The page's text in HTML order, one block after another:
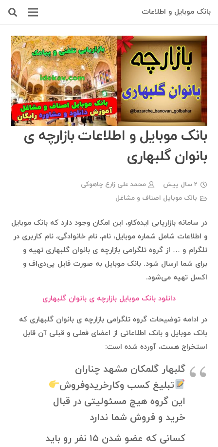
بانک موبایل و اطلاعات
بانک موبایل و اطلاعات بازارچه ی
بانوان گلبهاری
2 سال پیش
محمد علی زارع چاهوکی
بانک موبایل اصناف و مشاغل
در سامانه بازاریابی ایده‌کاو، این امکان وجود دارد که بانک موبایل
و اطلاعات شامل شماره موبایل، نام، نام خانوادگی، نام کاربری در
تلگرام و … از گروه تلگرامی بازارچه ی بانوان گلبهاری تهیه و
برای شما ارسال شود. بانک موبایل به صورت فایل پی‌دی‌اف و
اکسل تهیه می‌شود.
دانلود بانک موبایل بازارچه ی بانوان گلبهاری
در ادامه توضیحات گروه تلگرامی بازارچه ی بانوان گلبهاری که
بانک موبایل و بانک اطلاعاتی از اعضای فعلی و قبلی آن قابل
استخراج هست، آورده شده است:
گلبهار گلمکان مشهد چناران
تبلیغ کسب وکارخریدوفروش
این گروه هیچ مسئولیتی در قبال
خرید و فروش شما ندارد
کسانی که عضو شدن ۱۵ نفر رو باید